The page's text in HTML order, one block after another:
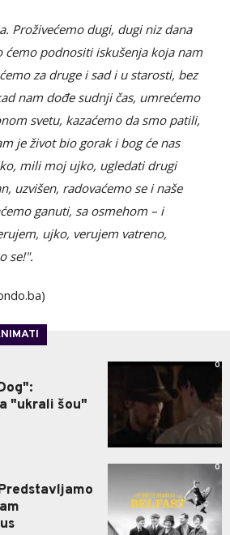
Proživećemo dugi, dugi niz dana
ćemo podnositi iskušenja koja nam
za druge i sad i u starosti, bez
nam dođe sudnji čas, umrećemo
svetu, kazaćemo da smo patili,
je život bio gorak i bog će nas
mili moj ujko, ugledati drugi
uzvišen, radovaćemo se i naše
ganuti, sa osmehom – i
ujko, verujem vatreno,
se!".
"ukrali šou"
0
0